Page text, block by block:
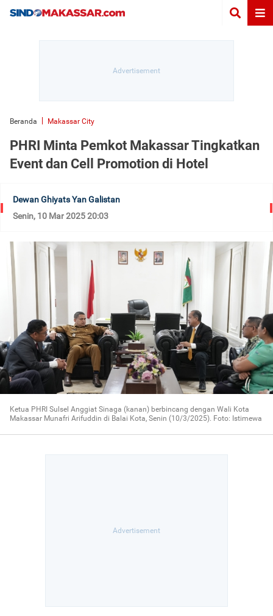
Beranda Makassar City
PHRI Minta Pemkot Makassar Tingkatkan
Event dan Cell Promotion di Hotel
Dewan Ghiyats Yan Galistan
Senin, 10 Mar 2025 20:03
Ketua PHRI Sulsel Anggiat Sinaga (kanan) berbincang dengan Wali Kota
Makassar Munafri Arifuddin di Balai Kota, Senin (10/3/2025). Foto: Istimewa